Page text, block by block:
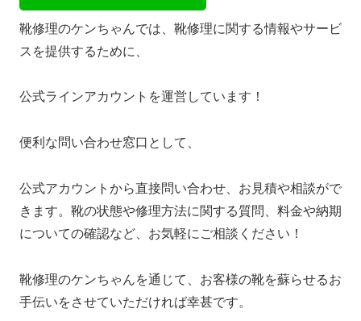
靴修理のケンちゃんでは、靴修理に関する情報やサービ
スを提供するために、
公式ラインアカウントを運営しています！
便利な問い合わせ窓口として、
公式アカウントから直接問い合わせ、お見積や相談がで
きます。靴の状態や修理方法に関する質問、料金や納期
についての確認など、お気軽にご相談ください！
靴修理のケンちゃんを通じて、お客様の靴を蘇らせるお
手伝いをさせていただければ幸甚です。